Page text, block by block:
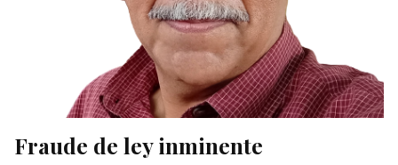
Fraude de ley inminente